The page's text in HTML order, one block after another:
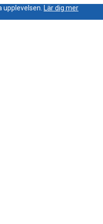
upplevelsen. Lär dig mer